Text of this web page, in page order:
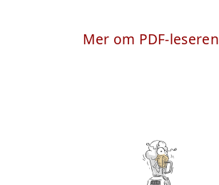
Mer om PDF-leseren